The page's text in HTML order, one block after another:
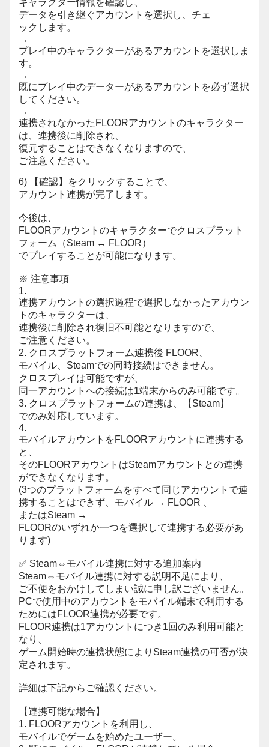
キャラクター情報を確認し、
データを引き継ぐアカウントを選択し、チェ
ックします。
→
プレイ中のキャラクターがあるアカウントを選択しま
す。
→
既にプレイ中のデーターがあるアカウントを必ず選択
してください。
→
連携されなかったFLOORアカウントのキャラクター
は、連携後に削除され、
復元することはできなくなりますので、
ご注意ください。
6) 【確認】をクリックすることで、
アカウント連携が完了します。
今後は、
FLOORアカウントのキャラクターでクロスプラット
フォーム（Steam ↔ FLOOR）
でプレイすることが可能になります。
※ 注意事項
1.
連携アカウントの選択過程で選択しなかったアカウン
トのキャラクターは、
連携後に削除され復旧不可能となりますので、
ご注意ください。
2. クロスプラットフォーム連携後 FLOOR、
モバイル、Steamでの同時接続はできません。
クロスプレイは可能ですが、
同一アカウントへの接続は1端末からのみ可能です。
3. クロスプラットフォームの連携は、
【Steam】
でのみ対応しています。
4.
モバイルアカウントをFLOORアカウントに連携する
と、
そのFLOORアカウントはSteamアカウントとの連携
ができなくなります。
(3つのプラットフォームをすべて同じアカウントで連
携することはできず、モバイル → FLOOR 、
またはSteam →
FLOORのいずれか一つを選択して連携する必要があ
ります)
✅ Steam⇔モバイル連携に対する追加案内
Steam⇔モバイル連携に対する説明不足により、
ご不便をおかけしてしまい誠に申し訳ございません。
PCで使用中のアカウントをモバイル端末で利用する
ためにはFLOOR連携が必要です。
FLOOR連携は1アカウントにつき1回のみ利用可能と
なり、
ゲーム開始時の連携状態によりSteam連携の可否が決
定されます。
詳細は下記からご確認ください。
【連携可能な場合】
1. FLOORアカウントを利用し、
モバイルでゲームを始めたユーザー。